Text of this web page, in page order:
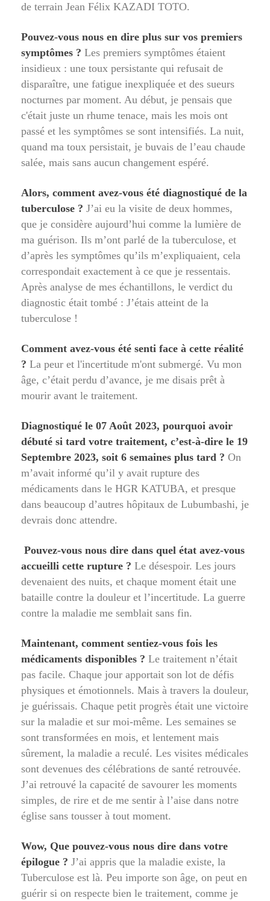
de terrain Jean Félix KAZADI TOTO.
Pouvez-vous nous en dire plus sur vos premiers
symptômes ? Les premiers symptômes étaient
insidieux : une toux persistante qui refusait de
disparaître, une fatigue inexpliquée et des sueurs
nocturnes par moment. Au début, je pensais que
c'était juste un rhume tenace, mais les mois ont
passé et les symptômes se sont intensifiés. La nuit,
quand ma toux persistait, je buvais de l’eau chaude
salée, mais sans aucun changement espéré.
Alors, comment avez-vous été diagnostiqué de la
tuberculose ? J’ai eu la visite de deux hommes,
que je considère aujourd’hui comme la lumière de
ma guérison. Ils m’ont parlé de la tuberculose, et
d’après les symptômes qu’ils m’expliquaient, cela
correspondait exactement à ce que je ressentais.
Après analyse de mes échantillons, le verdict du
diagnostic était tombé : J’étais atteint de la
tuberculose !
Comment avez-vous été senti face à cette réalité
? La peur et l'incertitude m'ont submergé. Vu mon
âge, c’était perdu d’avance, je me disais prêt à
mourir avant le traitement.
Diagnostiqué le 07 Août 2023, pourquoi avoir
débuté si tard votre traitement, c’est-à-dire le 19
Septembre 2023, soit 6 semaines plus tard ? On
m’avait informé qu’il y avait rupture des
médicaments dans le HGR KATUBA, et presque
dans beaucoup d’autres hôpitaux de Lubumbashi, je
devrais donc attendre.
Pouvez-vous nous dire dans quel état avez-vous
accueilli cette rupture ? Le désespoir. Les jours
devenaient des nuits, et chaque moment était une
bataille contre la douleur et l’incertitude. La guerre
contre la maladie me semblait sans fin.
Maintenant, comment sentiez-vous fois les
médicaments disponibles ? Le traitement n’était
pas facile. Chaque jour apportait son lot de défis
physiques et émotionnels. Mais à travers la douleur,
je guérissais. Chaque petit progrès était une victoire
sur la maladie et sur moi-même. Les semaines se
sont transformées en mois, et lentement mais
sûrement, la maladie a reculé. Les visites médicales
sont devenues des célébrations de santé retrouvée.
J’ai retrouvé la capacité de savourer les moments
simples, de rire et de me sentir à l’aise dans notre
église sans tousser à tout moment.
Wow, Que pouvez-vous nous dire dans votre
épilogue ? J’ai appris que la maladie existe, la
Tuberculose est là. Peu importe son âge, on peut en
guérir si on respecte bien le traitement, comme je